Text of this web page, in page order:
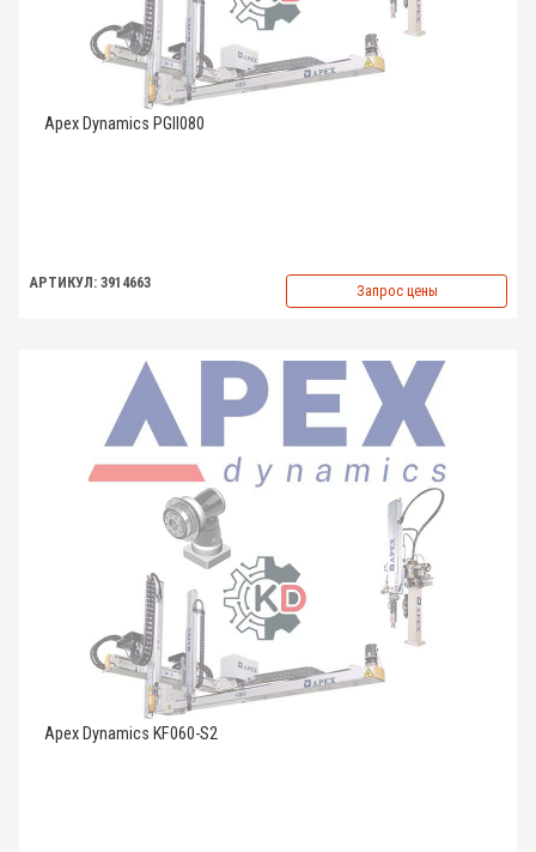
Apex Dynamics PGII080
АРТИКУЛ: 3914663 Запрос цены
Apex Dynamics KF060-S2